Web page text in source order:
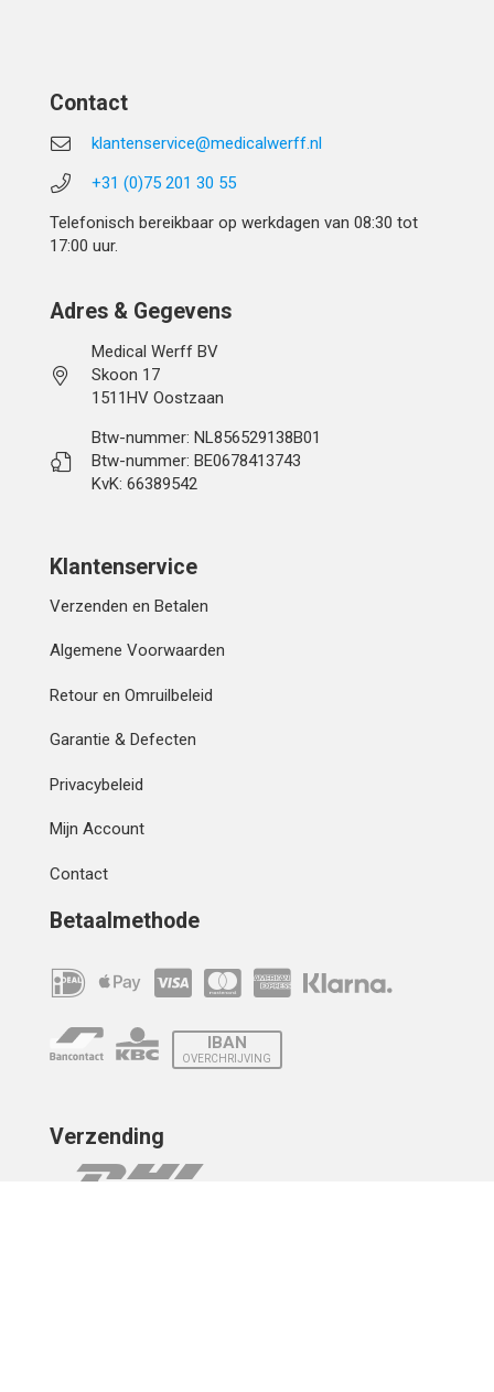
Contact
klantenservice@medicalwerff.nl
+31 (0)75 201 30 55
Telefonisch bereikbaar op werkdagen van 08:30 tot
17:00 uur.
Adres & Gegevens
Medical Werff BV
Skoon 17
1511HV Oostzaan
Btw-nummer: NL856529138B01
Btw-nummer: BE0678413743
KvK: 66389542
Klantenservice
Verzenden en Betalen
Algemene Voorwaarden
Retour en Omruilbeleid
Garantie & Defecten
Privacybeleid
Mijn Account
Contact
Betaalmethode
IBAN
OVERCHRIJVING
Verzending